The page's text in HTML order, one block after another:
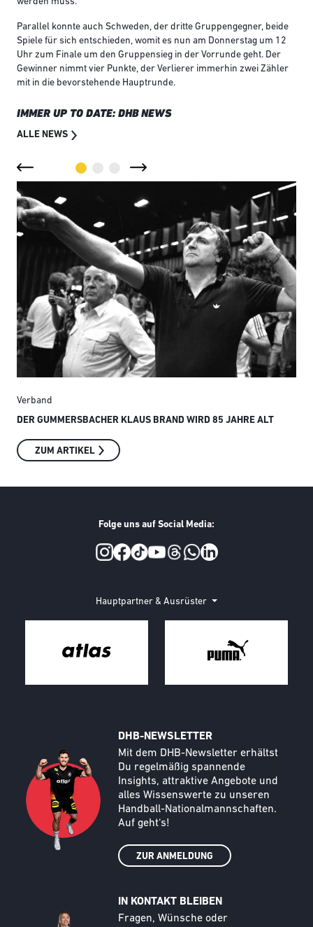
Parallel konnte auch Schweden, der dritte Gruppengegner, beide
Spiele für sich entschieden, womit es nun am Donnerstag um 12
Uhr zum Finale um den Gruppensieg in der Vorrunde geht. Der
Gewinner nimmt vier Punkte, der Verlierer immerhin zwei Zähler
mit in die bevorstehende Hauptrunde.
IMMER UP TO DATE: DHB NEWS
ALLE NEWS
Verband
DER GUMMERSBACHER KLAUS BRAND WIRD 85 JAHRE ALT
ZUM ARTIKEL
Folge uns auf Social Media:
Hauptpartner & Ausrüster
DHB-NEWSLETTER
Text
Mit dem DHB-Newsletter erhältst
Du regelmäßig spannende
Insights, attraktive Angebote und
alles Wissenswerte zu unseren
Handball-Nationalmannschaften.
Auf geht‘s!
ZUR ANMELDUNG
Call to action image
IN KONTAKT BLEIBEN
Text
Fragen, Wünsche oder